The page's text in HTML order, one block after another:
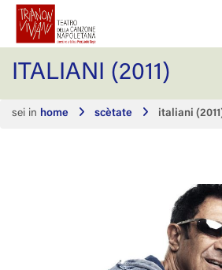
ITALIANI (2011)
sei in home scètate italiani